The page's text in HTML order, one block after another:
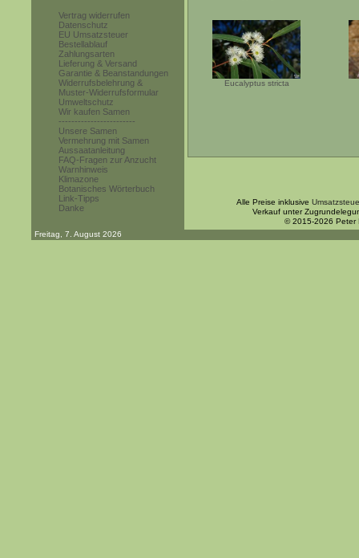
Vertrag widerrufen
Datenschutz
EU Umsatzsteuer
Bestellablauf
Zahlungsarten
Lieferung & Versand
Garantie & Beanstandungen
Widerrufsbelehrung &
Muster-Widerrufsformular
Umweltschutz
Wir kaufen Samen
------------------------
Unsere Samen
Vermehrung mit Samen
Aussaatanleitung
FAQ-Fragen zur Anzucht
Warnhinweis
Klimazone
Botanisches Wörterbuch
Link-Tipps
Danke
Eucalyptus stricta
Alle Preise inklusive
Verkauf unter
© 2015-2026 Peter
Freitag, 7. August 2026